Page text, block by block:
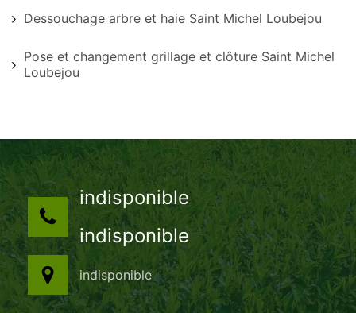
Dessouchage arbre et haie Saint Michel Loubejou
Pose et changement grillage et clôture Saint Michel
Loubejou
indisponible
indisponible
indisponible